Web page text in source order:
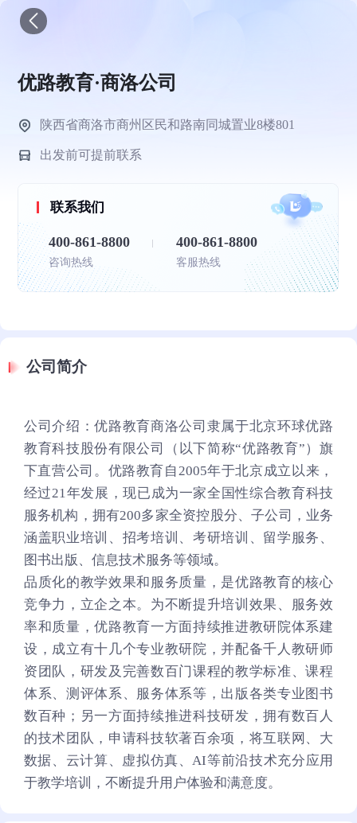
优路教育·商洛公司
陕西省商洛市商州区民和路南同城置业8楼801
出发前可提前联系
联系我们
400-861-8800
咨询热线
400-861-8800
客服热线
公司简介
公司介绍：优路教育商洛公司隶属于北京环球优路
教育科技股份有限公司（以下简称“优路教育”）旗
下直营公司。优路教育自2005年于北京成立以来，
经过21年发展，现已成为一家全国性综合教育科技
服务机构，拥有200多家全资控股分、子公司，业务
涵盖职业培训、招考培训、考研培训、留学服务、
图书出版、信息技术服务等领域。
品质化的教学效果和服务质量，是优路教育的核心
竞争力，立企之本。为不断提升培训效果、服务效
率和质量，优路教育一方面持续推进教研院体系建
设，成立有十几个专业教研院，并配备千人教研师
资团队，研发及完善数百门课程的教学标准、课程
体系、测评体系、服务体系等，出版各类专业图书
数百种；另一方面持续推进科技研发，拥有数百人
的技术团队，申请科技软著百余项，将互联网、大
数据、云计算、虚拟仿真、AI等前沿技术充分应用
于教学培训，不断提升用户体验和满意度。